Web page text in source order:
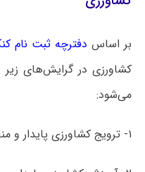
بر اساس دفترچه ثبت نام
کشاورزی در گرایش‌های زیر
می‌شود:
۱- ترویج کشاورزی پایدار و منابع طبیعی